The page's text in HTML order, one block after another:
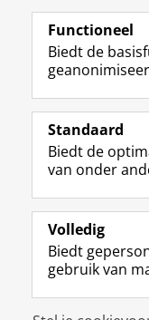
Volg
Studiekiezers
Alumni
Over ons
Disclaimer &
Functioneel
Biedt de
Standaard
Biedt de
van onder
Volledig
Biedt
gebruik van